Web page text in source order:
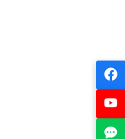
นนิสจากชาติต่างๆ
นอกจากนี้ยังอาจได้
ร์" วิชยา ตรงเจริ
ชีพชาญเดช และ
บนโยบายและสนับส
ากาศยานสุวรรณภูมิ